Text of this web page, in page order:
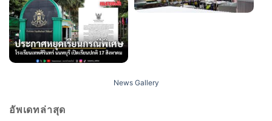
News Gallery
อัพเดทล่าสุด